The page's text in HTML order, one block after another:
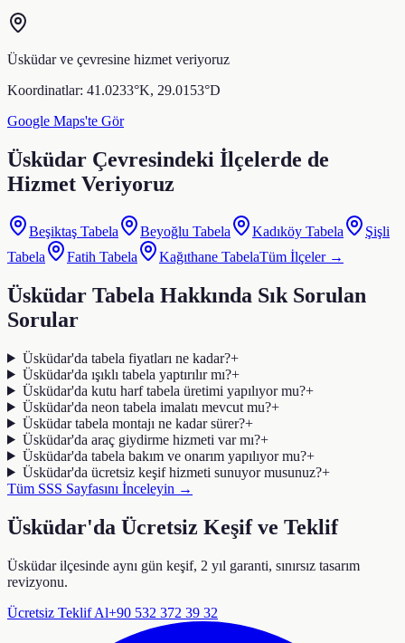
Üsküdarve çevresine hizmet veriyoruz
Koordinatlar: 41.0233°K, 29.0153°D
Google Maps'te Gör
Üsküdar Çevresindeki İlçelerde de
Hizmet Veriyoruz
Beşiktaş Tabela Beyoğlu Tabela Kadıköy Tabela
Şişli
Tabela
Fatih Tabela Kağıthane TabelaTüm İlçeler →
Üsküdar Tabela Hakkında Sık Sorulan
Sorular
Üsküdar'da tabela fiyatları ne kadar?+
Üsküdar'da ışıklı tabela yaptırılır mı?+
Üsküdar'da kutu harf tabela üretimi yapılıyor mu?+
Üsküdar'da neon tabela imalatı mevcut mu?+
Üsküdar tabela montajı ne kadar sürer?+
Üsküdar'da araç giydirme hizmeti var mı?+
Üsküdar'da tabela bakım ve onarım yapılıyor mu?+
Üsküdar'da ücretsiz keşif hizmeti sunuyor musunuz?+
Tüm SSS Sayfasını İnceleyin →
Üsküdar'da Ücretsiz Keşif ve Teklif
Üsküdar ilçesinde aynı gün keşif, 2 yıl garanti, sınırsız tasarım
revizyonu.
Ücretsiz Teklif Al+90 532 372 39 32